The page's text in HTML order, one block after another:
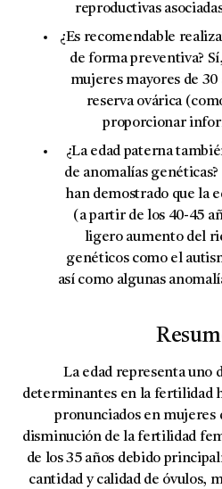
reproductivas
¿Es recomendable
de forma preventiva?
mujeres mayores de 30
reserva ovárica
proporcionar
¿La edad paterna
de anomalías genéticas?
han demostrado que la
(a partir de los 40-45
ligero aumento del
genéticos como el
así como algunas
La edad representa uno
determinantes en la fertilidad
pronunciados en mujeres
disminución de la fertilidad
de los 35 años debido
cantidad y calidad de óvulos,